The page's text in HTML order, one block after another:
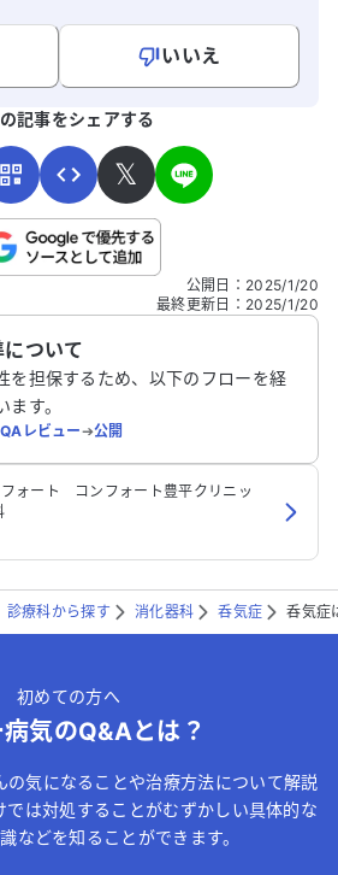
いいえ
ォームです。氏名やご自身の病気の詳細な
送信する
記事をシェアする
𝕏
公開日 ： 2025/1/20
最終更新日 ： 2025/1/20
ついて
を担保するため、以下のフローを経
す。
QAレビュー➔公開
ォート コンフォート豊平クリニッ
診療科から探す 消化器科 呑気症 呑気症
初めての方へ
気のQ&Aとは？
気になることや治療方法について解説
では対処することがむずかしい具体的な
などを知ることができます。